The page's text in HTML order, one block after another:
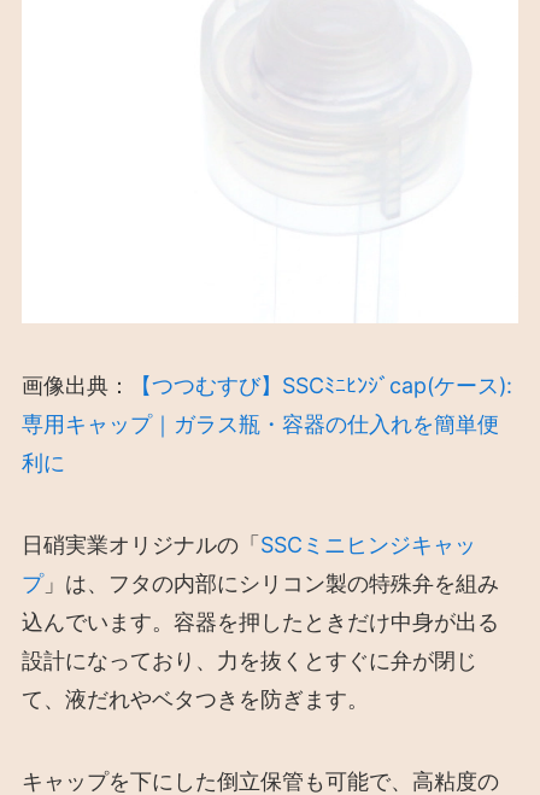
画像出典：
【つつむすび】SSCﾐﾆﾋﾝｼﾞcap(ケース):
専用キャップ｜ガラス瓶・容器の仕入れを簡単便
利に
日硝実業オリジナルの「 SSCミニヒンジキャッ
プ」は、フタの内部にシリコン製の特殊弁を組み
込んでいます。容器を押したときだけ中身が出る
設計になっており、力を抜くとすぐに弁が閉じ
て、液だれやベタつきを防ぎます。
キャップを下にした倒立保管も可能で、高粘度の